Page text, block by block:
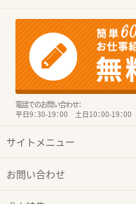
電話でのお問い合わせ：
平日9：30-19：00 土日10：00-19：00
サイトメニュー
お問い合わせ